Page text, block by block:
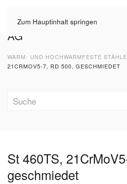
Zum Hauptinhalt springen
WARM- UND HOCHWARMFESTE STÄHLE
21CRMOV5-7, RD 500, GESCHMIEDET
St 460TS,
geschmiedet